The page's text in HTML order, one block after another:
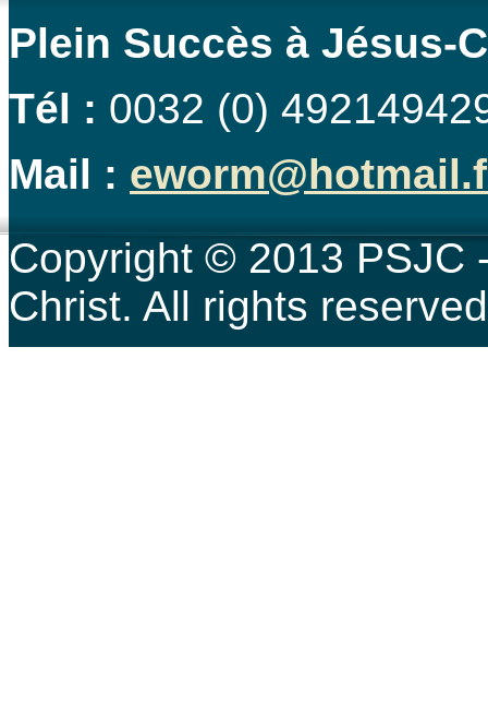
Plein Succès à Jésus-
Tél : 0032 (0)
Mail :
Copyright © 2013 PSJC
Christ. All rights